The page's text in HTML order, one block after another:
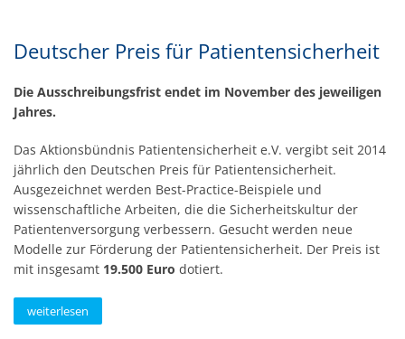
Deutscher Preis für Patientensicherheit
Die Ausschreibungsfrist endet im November des jeweiligen
Jahres.
Das Aktionsbündnis Patientensicherheit e.V. vergibt seit 2014
jährlich den Deutschen Preis für Patientensicherheit.
Ausgezeichnet werden Best-Practice-Beispiele und
wissenschaftliche Arbeiten, die die Sicherheitskultur der
Patientenversorgung verbessern. Gesucht werden neue
Modelle zur Förderung der Patientensicherheit. Der Preis ist
mit insgesamt 19.500 Euro dotiert.
weiterlesen